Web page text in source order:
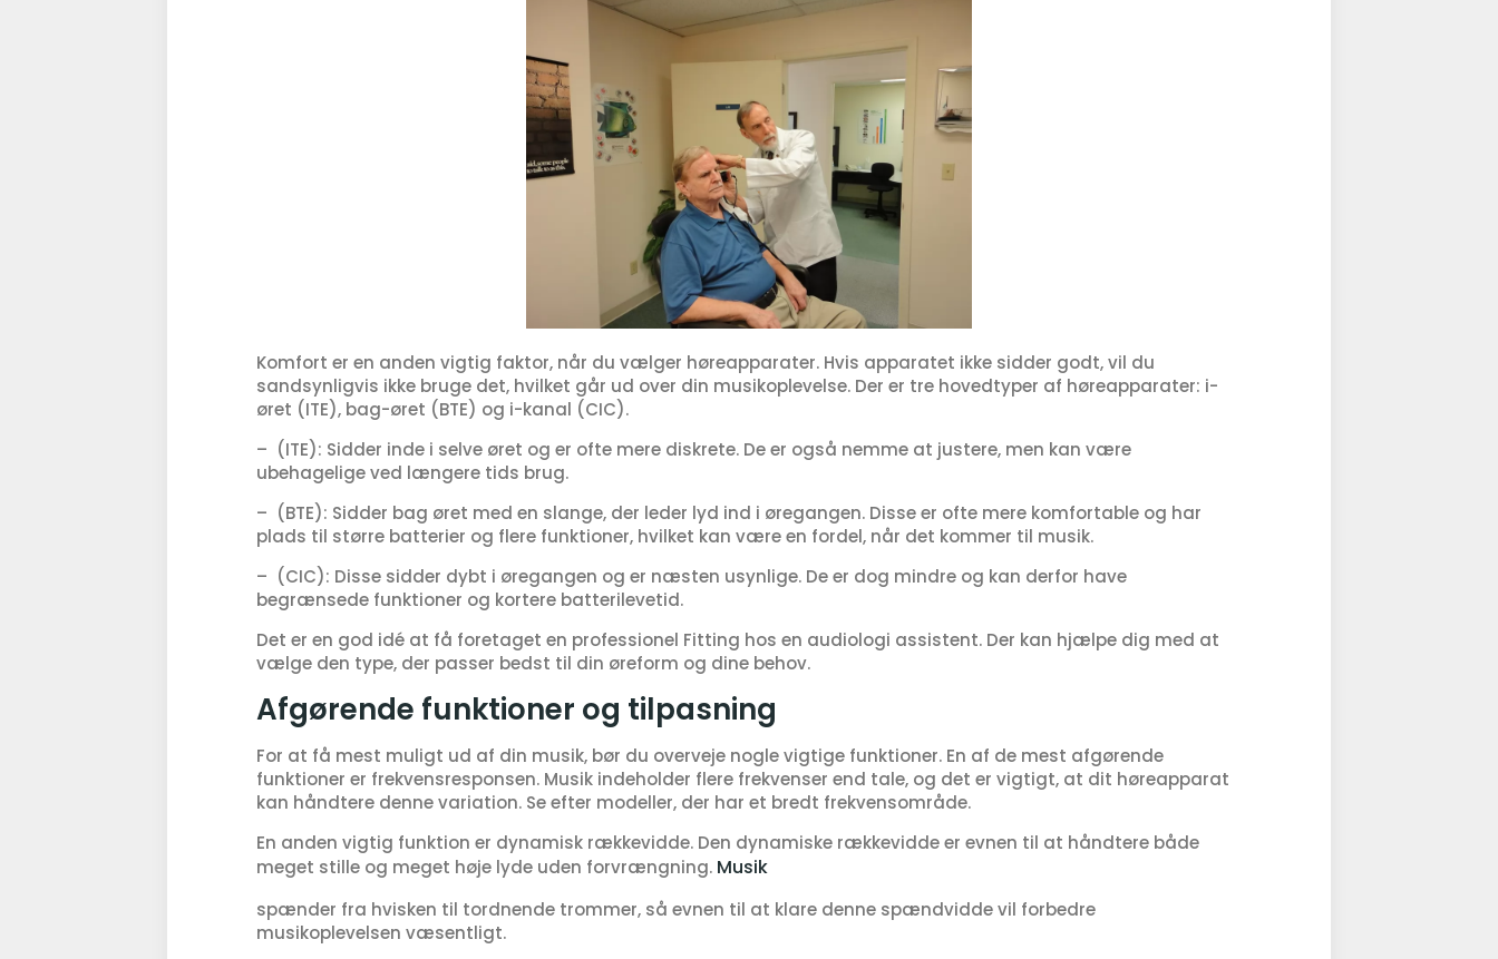
Komfort er en anden vigtig faktor, når du vælger høreapparater. Hvis apparatet ikke sidder godt, vil du
sandsynligvis ikke bruge det, hvilket går ud over din musikoplevelse. Der er tre hovedtyper af høreapparater: i-
øret (ITE), bag-øret (BTE) og i-kanal (CIC).
– (ITE): Sidder inde i selve øret og er ofte mere diskrete. De er også nemme at justere, men kan være
ubehagelige ved længere tids brug.
– (BTE): Sidder bag øret med en slange, der leder lyd ind i øregangen. Disse er ofte mere komfortable og har
plads til større batterier og flere funktioner, hvilket kan være en fordel, når det kommer til musik.
– (CIC): Disse sidder dybt i øregangen og er næsten usynlige. De er dog mindre og kan derfor have
begrænsede funktioner og kortere batterilevetid.
Det er en god idé at få foretaget en professionel Fitting hos en audiologi assistent. Der kan hjælpe dig med at
vælge den type, der passer bedst til din øreform og dine behov.
Afgørende funktioner og tilpasning
For at få mest muligt ud af din musik, bør du overveje nogle vigtige funktioner. En af de mest afgørende
funktioner er frekvensresponsen. Musik indeholder flere frekvenser end tale, og det er vigtigt, at dit høreapparat
kan håndtere denne variation. Se efter modeller, der har et bredt frekvensområde.
En anden vigtig funktion er dynamisk rækkevidde. Den dynamiske rækkevidde er evnen til at håndtere både
meget stille og meget høje lyde uden forvrængning. Musik
spænder fra hvisken til tordnende trommer, så evnen til at klare denne spændvidde vil forbedre
musikoplevelsen væsentligt.